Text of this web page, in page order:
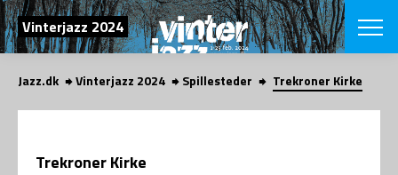
SØG
Vinterjazz 2024
English
Jazz.dk Vinterjazz 2024 Spillesteder Trekroner Kirke
Trekroner Kirke